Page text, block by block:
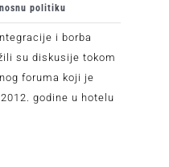
politiku
i borba
su diskusije tokom
foruma koji je
godine u hotelu